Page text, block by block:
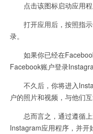
点击该图标启动应用程
打开应用后，按照指示
录。
如果你已经在
Facebook账户登录
不久后，你将进入
户的照片和视频，与他们
总而言之，通过遵循上
Instagram应用程序，并开